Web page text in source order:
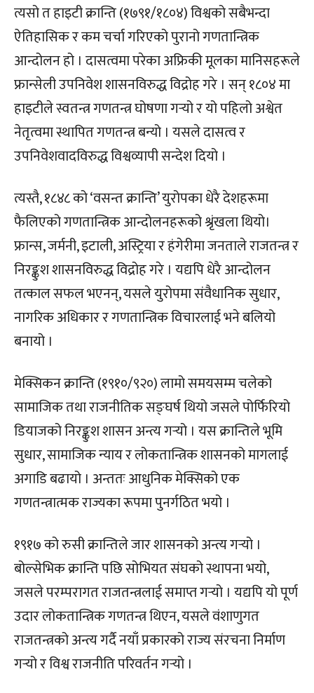
त्यसो त हाइटी क्रान्ति (१७९१/१८०४) विश्वको सबैभन्दा
ऐतिहासिक र कम चर्चा गरिएको पुरानो गणतान्त्रिक
आन्दोलन हो । दासत्वमा परेका अफ्रिकी मूलका मानिसहरूले
फ्रान्सेली उपनिवेश शासनविरुद्ध विद्रोह गरे । सन् १८०४ मा
हाइटीले स्वतन्त्र गणतन्त्र घोषणा गर्‍यो र यो पहिलो अश्वेत
नेतृत्वमा स्थापित गणतन्त्र बन्यो । यसले दासत्व र
उपनिवेशवादविरुद्ध विश्वव्यापी सन्देश दियो ।
त्यस्तै, १८४८ को ‘वसन्त क्रान्ति’ युरोपका धेरै देशहरूमा
फैलिएको गणतान्त्रिक आन्दोलनहरूको श्रृंखला थियो।
फ्रान्स, जर्मनी, इटाली, अस्ट्रिया र हंगेरीमा जनताले राजतन्त्र र
निरङ्कुश शासनविरुद्ध विद्रोह गरे । यद्यपि धेरै आन्दोलन
तत्काल सफल भएनन्, यसले युरोपमा संवैधानिक सुधार,
नागरिक अधिकार र गणतान्त्रिक विचारलाई भने बलियो
बनायो ।
मेक्सिकन क्रान्ति (१९१०/९२०) लामो समयसम्म चलेको
सामाजिक तथा राजनीतिक सङ्घर्ष थियो जसले पोर्फिरियो
डियाजको निरङ्कुश शासन अन्त्य गर्‍यो । यस क्रान्तिले भूमि
सुधार, सामाजिक न्याय र लोकतान्त्रिक शासनको मागलाई
अगाडि बढायो । अन्ततः आधुनिक मेक्सिको एक
गणतन्त्रात्मक राज्यका रूपमा पुनर्गठित भयो ।
१९१७ को रुसी क्रान्तिले जार शासनको अन्त्य गर्‍यो ।
बोल्सेभिक क्रान्ति पछि सोभियत संघको स्थापना भयो,
जसले परम्परागत राजतन्त्रलाई समाप्त गर्‍यो । यद्यपि यो पूर्ण
उदार लोकतान्त्रिक गणतन्त्र थिएन, यसले वंशाणुगत
राजतन्त्रको अन्त्य गर्दै नयाँ प्रकारको राज्य संरचना निर्माण
गर्‍यो र विश्व राजनीति परिवर्तन गर्‍यो ।